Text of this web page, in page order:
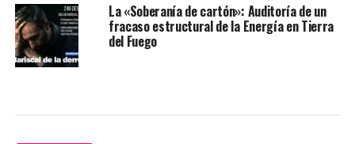
La «Soberanía de cartón»: Auditoría de un
fracaso estructural de la Energía en Tierra
del Fuego